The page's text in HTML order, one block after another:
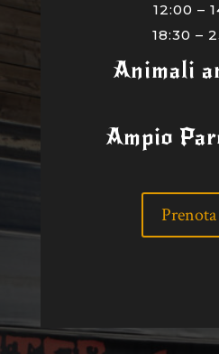
12:00 –
18:30 –
Animali
Ampio